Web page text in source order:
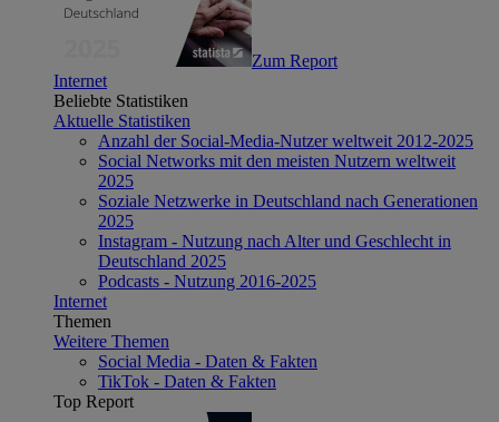
Zum Report
Internet
Beliebte Statistiken
Aktuelle Statistiken
Anzahl der Social-Media-Nutzer weltweit 2012-2025
Social Networks mit den meisten Nutzern weltweit
2025
Soziale Netzwerke in Deutschland nach Generationen
2025
Instagram - Nutzung nach Alter und Geschlecht in
Deutschland 2025
Podcasts - Nutzung 2016-2025
Internet
Themen
Weitere Themen
Social Media - Daten & Fakten
TikTok - Daten & Fakten
Top Report